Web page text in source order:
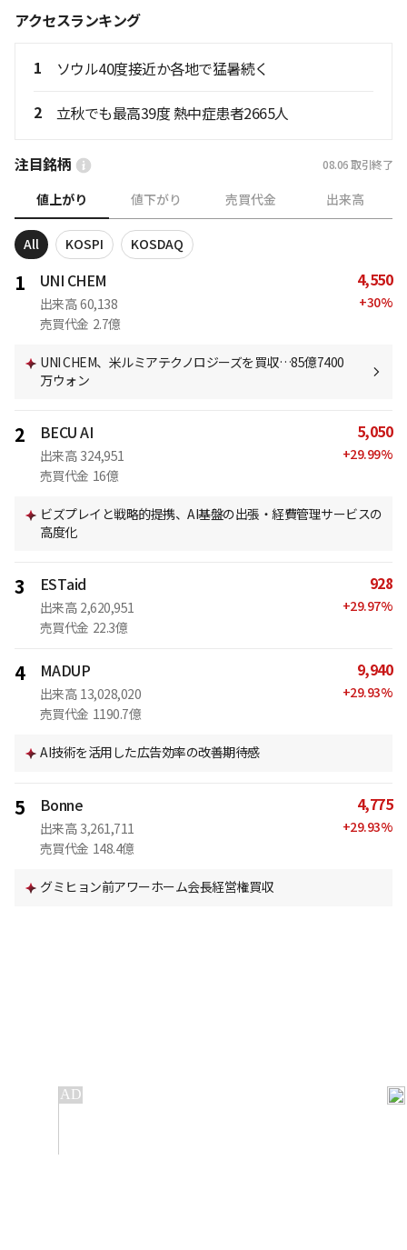
アクセスランキング
1 ソウル40度接近か各地で猛暑続く
2 立秋でも最高39度 熱中症患者2665人
注目銘柄 08.06 取引終了
値上がり 値下がり 売買代金 出来高
All KOSPI KOSDAQ
1 UNI CHEM
出来高 60,138
売買代金 2.7億
4,550
+30%
UNI CHEM、米ルミアテクノロジーズを買収…85億7400
万ウォン
2 BECU AI
出来高 324,951
売買代金 16億
5,050
+29.99%
ビズプレイと戦略的提携、AI基盤の出張・経費管理サービスの
高度化
3 ESTaid
出来高 2,620,951
売買代金 22.3億
928
+29.97%
4 MADUP
出来高 13,028,020
売買代金 1190.7億
9,940
+29.93%
AI技術を活用した広告効率の改善期待感
5 Bonne
出来高 3,261,711
売買代金 148.4億
4,775
+29.93%
グミヒョン前アワーホーム会長経営権買収
金融